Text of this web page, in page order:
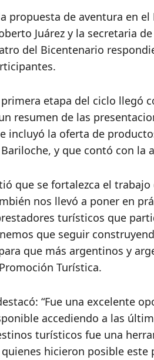
propuesta de aventura en
Juárez y la secretaria
del Bicentenario
etapa del ciclo llegó
resumen de las
incluyó la oferta de
y que contó con la
que se fortalezca el
nos llevó a poner en
turísticos que
que seguir
que más argentinos y
Turística.
“Fue una excelente
accediendo a las
turísticos fue una
hicieron posible